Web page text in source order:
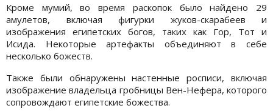
Кроме мумий, во время раскопок было найдено 29
амулетов, включая фигурки жуков-скарабеев и
изображения египетских богов, таких как Гор, Тот и
Исида. Некоторые артефакты объединяют в себе
несколько божеств.
Также были обнаружены настенные росписи, включая
изображение владельца гробницы Вен-Нефера, которого
сопровождают египетские божества.